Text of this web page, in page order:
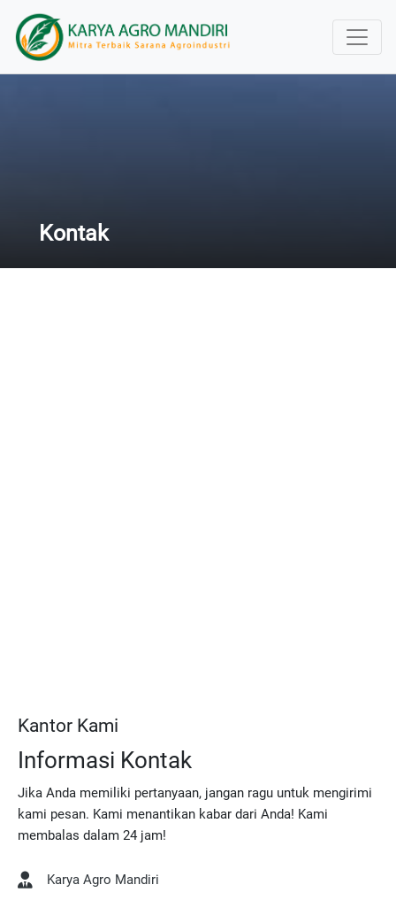
Kontak
Kantor Kami
Informasi Kontak
Jika Anda memiliki pertanyaan, jangan ragu untuk mengirimi
kami pesan. Kami menantikan kabar dari Anda! Kami
membalas dalam 24 jam!
Karya Agro Mandiri